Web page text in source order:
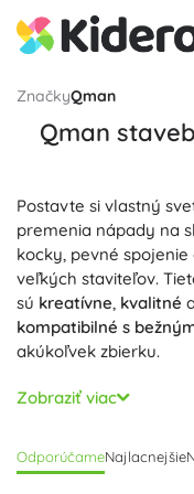
ZnačkyQman
Qman
Postavte si vlastný
premenia nápady na
kocky, pevné
veľkých staviteľov.
sú kreatívne, kvalitné
kompatibilné s
akúkoľvek zbierku.
V ponuke nájdete
políciou a hasičmi,
rovnako ako
a zámkami.
Zobraziť viac
OdporúčameNajlacnejšie